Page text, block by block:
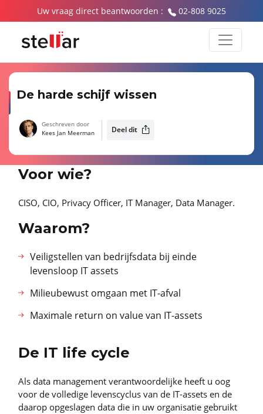
Uw vraag direct beantwoorden : 02-808 9025
De harde schijf wissen
Geschreven door
Kees Jan Meerman
Deel dit
Voor wie?
CISO, CIO, Privacy Officer, IT Manager, Data Manager.
Waarom?
Veiligstellen van bedrijfsdata bij einde
levensloop IT assets
Milieubewust omgaan met IT-afval
Maximale return on value van IT-assets
De IT life cycle
Als data management verantwoordelijke heeft u oog
voor de volledige levenscyclus van de IT-assets en de
daarop opgeslagen data die in uw organisatie gebruikt